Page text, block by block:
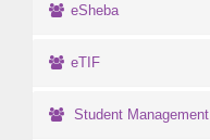
eSheba
eTIF
Student Management